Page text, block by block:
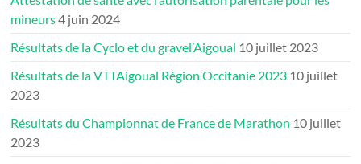
mineurs4 juin 2024
Résultats de la Cyclo et du gravel’Aigoual 10 juillet 2023
Résultats de la VTTAigoual Région Occitanie 2023 10 juillet
2023
Résultats du Championnat de France de Marathon 10 juillet
2023